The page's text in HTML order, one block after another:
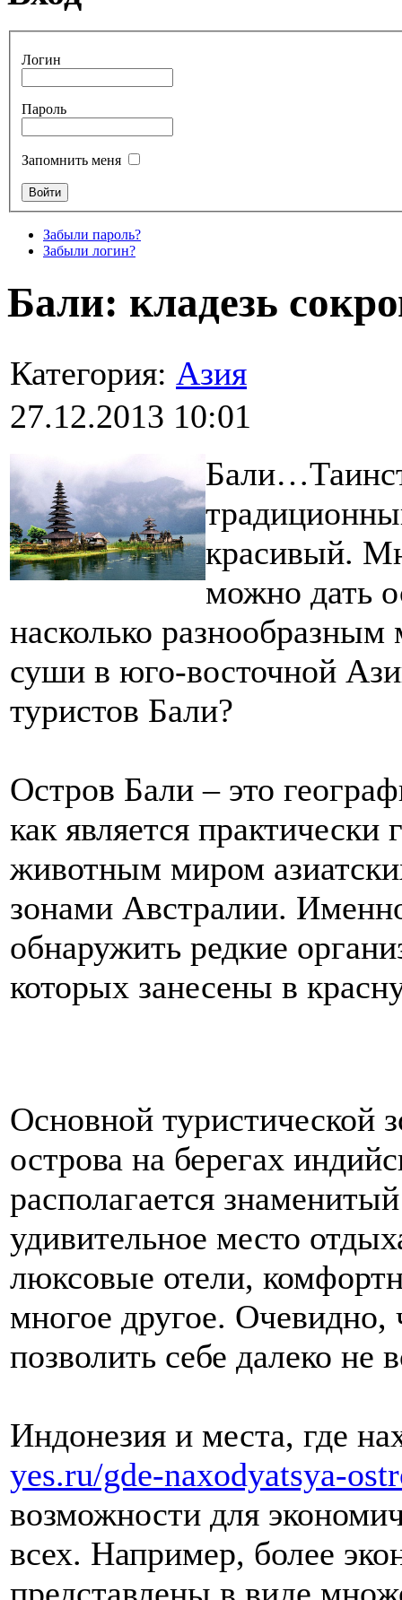
Логин
Пароль
Запомнить меня
Забыли пароль?
Забыли логин?
Бали: кладезь
Категория: Азия
27.12.2013 10:01
красивый.
можно дать
насколько
суши в юго-восточной
туристов Бали?
Остров Бали – это
как является
животным миром
зонами Австралии.
обнаружить редкие
которых занесены в
Основной туристической
острова на берегах
располагается
удивительное место
люксовые отели,
многое другое. Очевидно,
позволить себе далеко не
Индонезия и места, где
yes.ru/gde-naxodyatsya-
возможности для
всех. Например, более